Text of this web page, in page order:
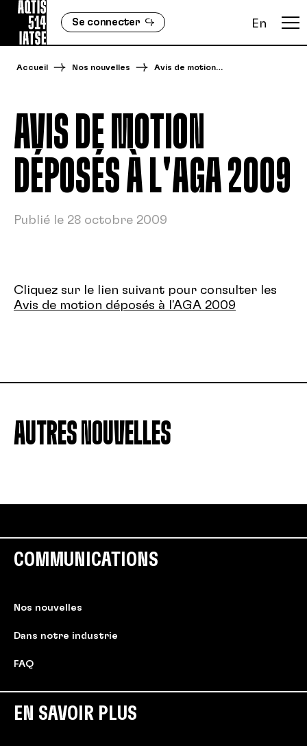
Se connecter En
Accueil Nos nouvelles Avis de motion…
AVIS DE MOTION
DÉPOSÉS À L'AGA 2009
Publié le 28 octobre 2009
Cliquez sur le lien suivant pour consulter les
Avis de motion déposés à l'AGA 2009
AUTRES NOUVELLES
COMMUNICATIONS
Nos nouvelles
Dans notre industrie
FAQ
EN SAVOIR PLUS